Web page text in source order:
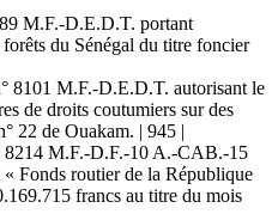
M.F.-D.E.D.T. portant
du Sénégal du titre foncier
8101 M.F.-D.E.D.T. autorisant le
de droits coutumiers sur des
22 de Ouakam. | 945 |
8214 M.F.-D.F.-10 A.-CAB.-15
Fonds routier de la République
francs au titre du mois